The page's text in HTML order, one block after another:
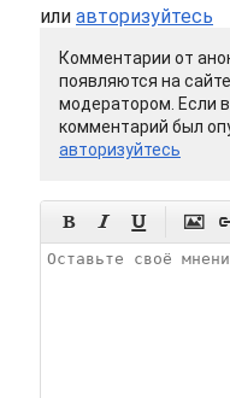
или авторизуйтесь
Комментарии от
появляются на
модератором. Если
комментарий был
авторизуйтесь
   